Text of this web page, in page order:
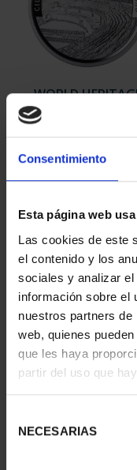
Consentimiento
Esta página web
Las cookies de este
el contenido y los
sociales y analizar
información sobre el
nuestros partners
web, quienes
que les haya
partir del uso que
NECESARIAS
WORLD
CITIES III -
WORLD
CITIES III -